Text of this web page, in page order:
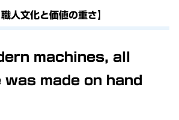
人文化と価値の重さ】
machines, all
made on hand